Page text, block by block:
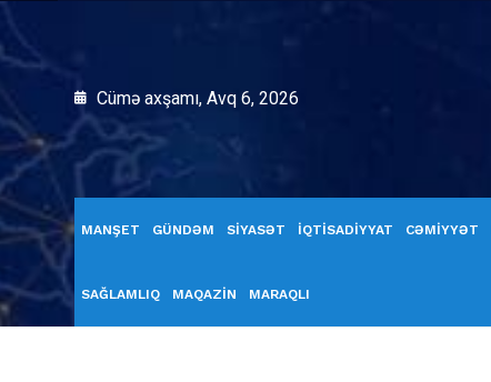
Cümə axşamı, Avq 6, 2026
MANŞET GÜNDƏM SİYASƏT İQTİSADİYYAT CƏMİYYƏT
SAĞLAMLIQ MAQAZİN MARAQLI